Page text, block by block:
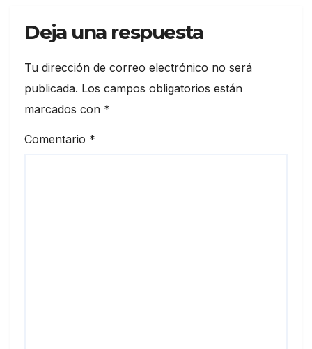
Deja una respuesta
Tu dirección de correo electrónico no será
publicada. Los campos obligatorios están
marcados con *
Comentario *